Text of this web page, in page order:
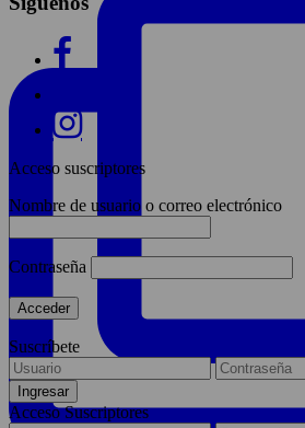
Acceso suscriptores
Nombre de usuario o correo electrónico
Contraseña
Suscríbete
Acceso Suscriptores